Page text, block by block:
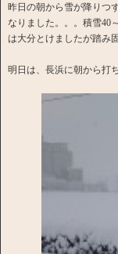
昨日の朝から雪が降りつ
なりました。。。積雪40
は大分とけましたが踏み
明日は、長浜に朝から打